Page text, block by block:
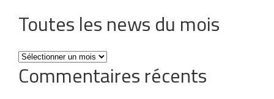
Toutes les news du mois
Toutes
les
news
Commentaires récents